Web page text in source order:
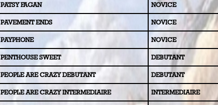
PATSY FAGAN NOVICE
PAVEMENT ENDS NOVICE
PAYPHONE NOVICE
PENTHOUSE SWEET DEBUTANT
PEOPLE ARE CRAZY DEBUTANT DEBUTANT
PEOPLE ARE CRAZY INTERMEDIAIRE INTERMEDIAIRE